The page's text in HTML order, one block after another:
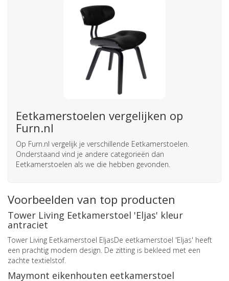
Eetkamerstoelen vergelijken op
Furn.nl
Op Furn.nl vergelijk je verschillende Eetkamerstoelen.
Onderstaand vind je andere categorieën dan
Eetkamerstoelen als we die hebben gevonden.
Voorbeelden van top producten
Tower Living Eetkamerstoel 'Eljas' kleur
antraciet
Tower Living Eetkamerstoel EljasDe eetkamerstoel 'Eljas' heeft
een prachtig modern design. De zitting is bekleed met een
zachte textielstof.
Maymont eikenhouten eetkamerstoel